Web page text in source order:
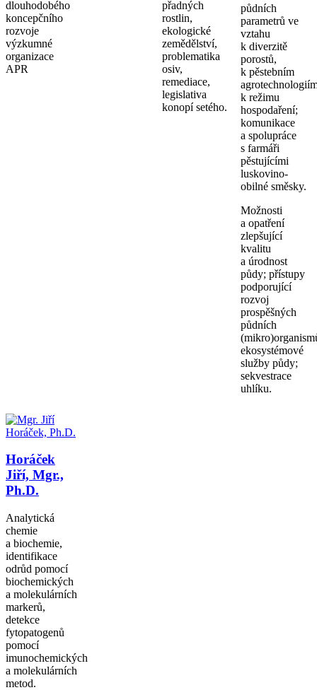
dlouhodobého
koncepčního
rozvoje
výzkumné
organizace
APR
přadných
rostlin,
ekologické
zemědělství,
problematika
osiv,
remediace,
legislativa
konopí setého.
půdních
parametrů ve
vztahu
k diverzitě
porostů,
k pěstebním
k režimu
hospodaření;
komunikace
a spolupráce
s farmáři
pěstujícími
luskovino-
obilné směsky.
Možnosti
a opatření
zlepšující
kvalitu
a úrodnost
půdy; přístupy
podporující
rozvoj
prospěšných
půdních
ekosystémové
služby půdy;
sekvestrace
uhlíku.
Horáček
Jiří, Mgr.,
Ph.D.
Analytická
chemie
a biochemie,
identifikace
odrůd pomocí
biochemických
a molekulárních
markerů,
detekce
fytopatogenů
pomocí
imunochemických
a molekulárních
metod.